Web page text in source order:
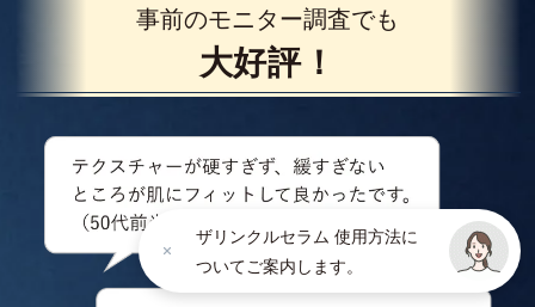
事前のモニター調査でも
大好評！
ザリンクルセラム 使用方法に
ついてご案内します。